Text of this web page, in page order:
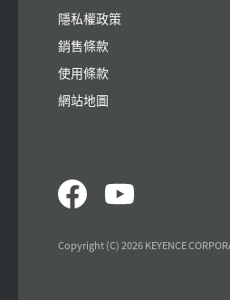
隱私權政策
銷售條款
使用條款
網站地圖
Copyright (C) 2026 KEYENCE